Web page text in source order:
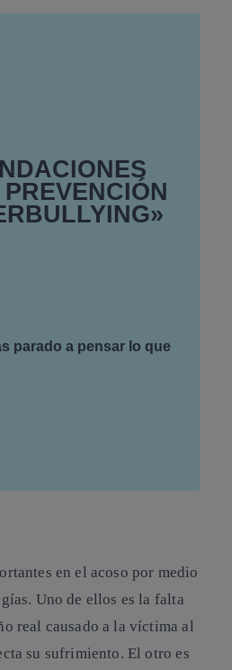
parado a pensar lo que
en el acoso por medio
Uno de ellos es la falta
real causado a la víctima al
su sufrimiento. El otro es